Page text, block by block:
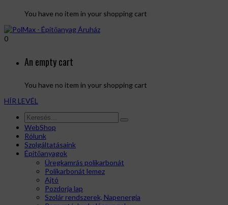
You have no item in your shopping cart
0
An empty cart
You have no item in your shopping cart
HÍR LEVÉL
WebShop
Rólunk
Szolgáltatásaink
Épitőanyagok
Üregkamrás polikarbonát
Polikarbonát lemez
Ajtó
Pozdorja lap
Szolár rendszerek, Napenergia